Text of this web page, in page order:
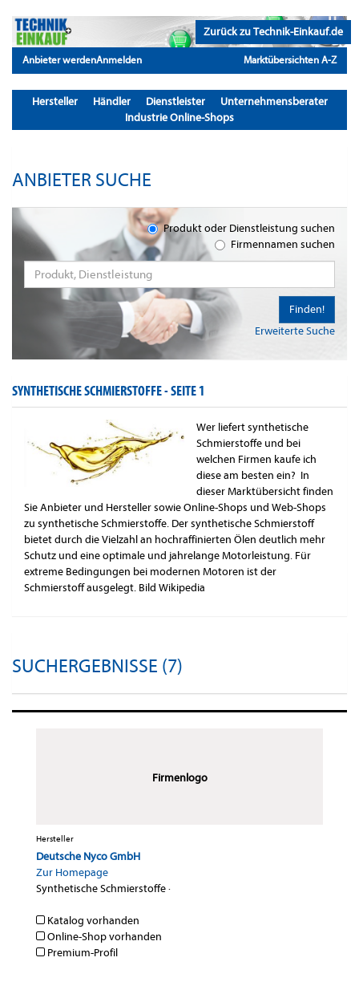
Zurück zu Technik-Einkauf.de
Anbieter werdenAnmelden Marktübersichten A-Z
Hersteller Händler Dienstleister
Unternehmensberater
Industrie Online-Shops
ANBIETER SUCHE
Produkt oder Dienstleistung suchen
Firmennamen suchen
Erweiterte Suche
Finden!
SYNTHETISCHE SCHMIERSTOFFE -SEITE 1
Wer liefert synthetische
Schmierstoffe und bei
welchen Firmen kaufe ich
diese am besten ein? In
dieser Marktübersicht finden
Sie Anbieter und Hersteller sowie Online-Shops und Web-Shops
zu synthetische Schmierstoffe. Der synthetische Schmierstoff
bietet durch die Vielzahl an hochraffinierten Ölen deutlich mehr
Schutz und eine optimale und jahrelange Motorleistung. Für
extreme Bedingungen bei modernen Motoren ist der
Schmierstoff ausgelegt. Bild Wikipedia
SUCHERGEBNISSE (7)
Firmenlogo
Hersteller
Deutsche Nyco GmbH
Zur Homepage
Synthetische Schmierstoffe·
Katalog vorhanden
Online-Shop vorhanden
Premium-Profil